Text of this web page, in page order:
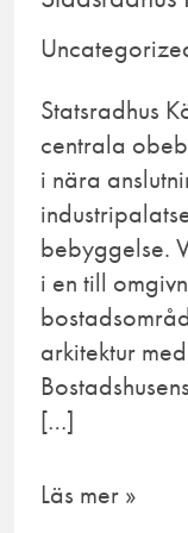
Statsradhus
centrala
i nära
bebyggelse.
i en till
arkitektur
[…]
Läs mer »